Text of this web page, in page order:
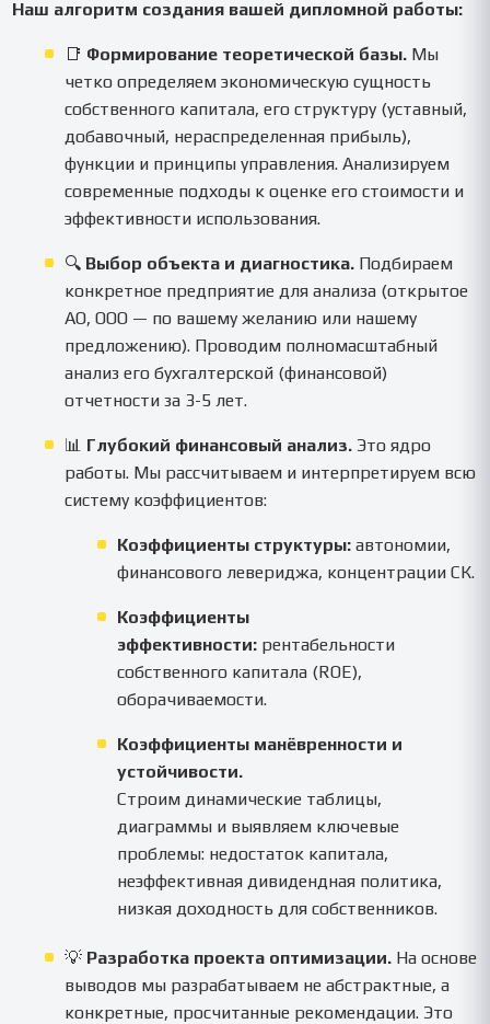
Наш алгоритм создания вашей дипломной работы:
📑 Формирование теоретической базы. Мы
четко определяем экономическую сущность
собственного капитала, его структуру (уставный,
добавочный, нераспределенная прибыль),
функции и принципы управления. Анализируем
современные подходы к оценке его стоимости и
эффективности использования.
🔍 Выбор объекта и диагностика. Подбираем
конкретное предприятие для анализа (открытое
АО, ООО — по вашему желанию или нашему
предложению). Проводим полномасштабный
анализ его бухгалтерской (финансовой)
отчетности за 3-5 лет.
📊 Глубокий финансовый анализ. Это ядро
работы. Мы рассчитываем и интерпретируем всю
систему коэффициентов:
Коэффициенты структуры: автономии,
финансового левериджа, концентрации СК.
Коэффициенты
эффективности: рентабельности
собственного капитала (ROE),
оборачиваемости.
Коэффициенты манёвренности и
устойчивости.
Строим динамические таблицы,
диаграммы и выявляем ключевые
проблемы: недостаток капитала,
неэффективная дивидендная политика,
низкая доходность для собственников.
💡 Разработка проекта оптимизации. На основе
выводов мы разрабатываем не абстрактные, а
конкретные, просчитанные рекомендации. Это